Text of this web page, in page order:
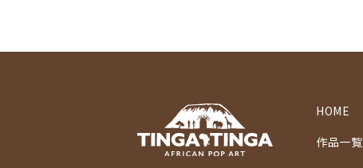
HOME
作品一覧